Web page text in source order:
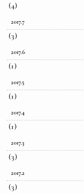
(4)
2017.7
(3)
2017.6
(1)
2017.5
(1)
2017.4
(1)
2017.3
(3)
2017.2
(3)